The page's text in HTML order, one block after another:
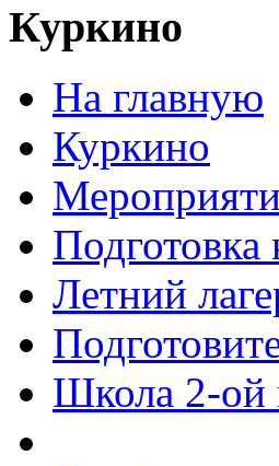
Куркино
На главную
Куркино
Подготовка
Летний
Школа 2-ой